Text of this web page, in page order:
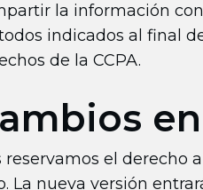
la información
indicados al final
de la CCPA.
reservamos el derecho
La nueva versión